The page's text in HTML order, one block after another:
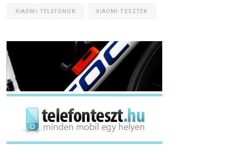
XIAOMI TELEFONOK XIAOMI TESZTEK